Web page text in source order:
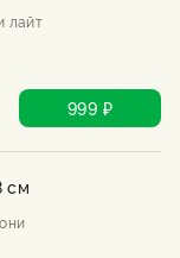
лайт
999 ₽
см